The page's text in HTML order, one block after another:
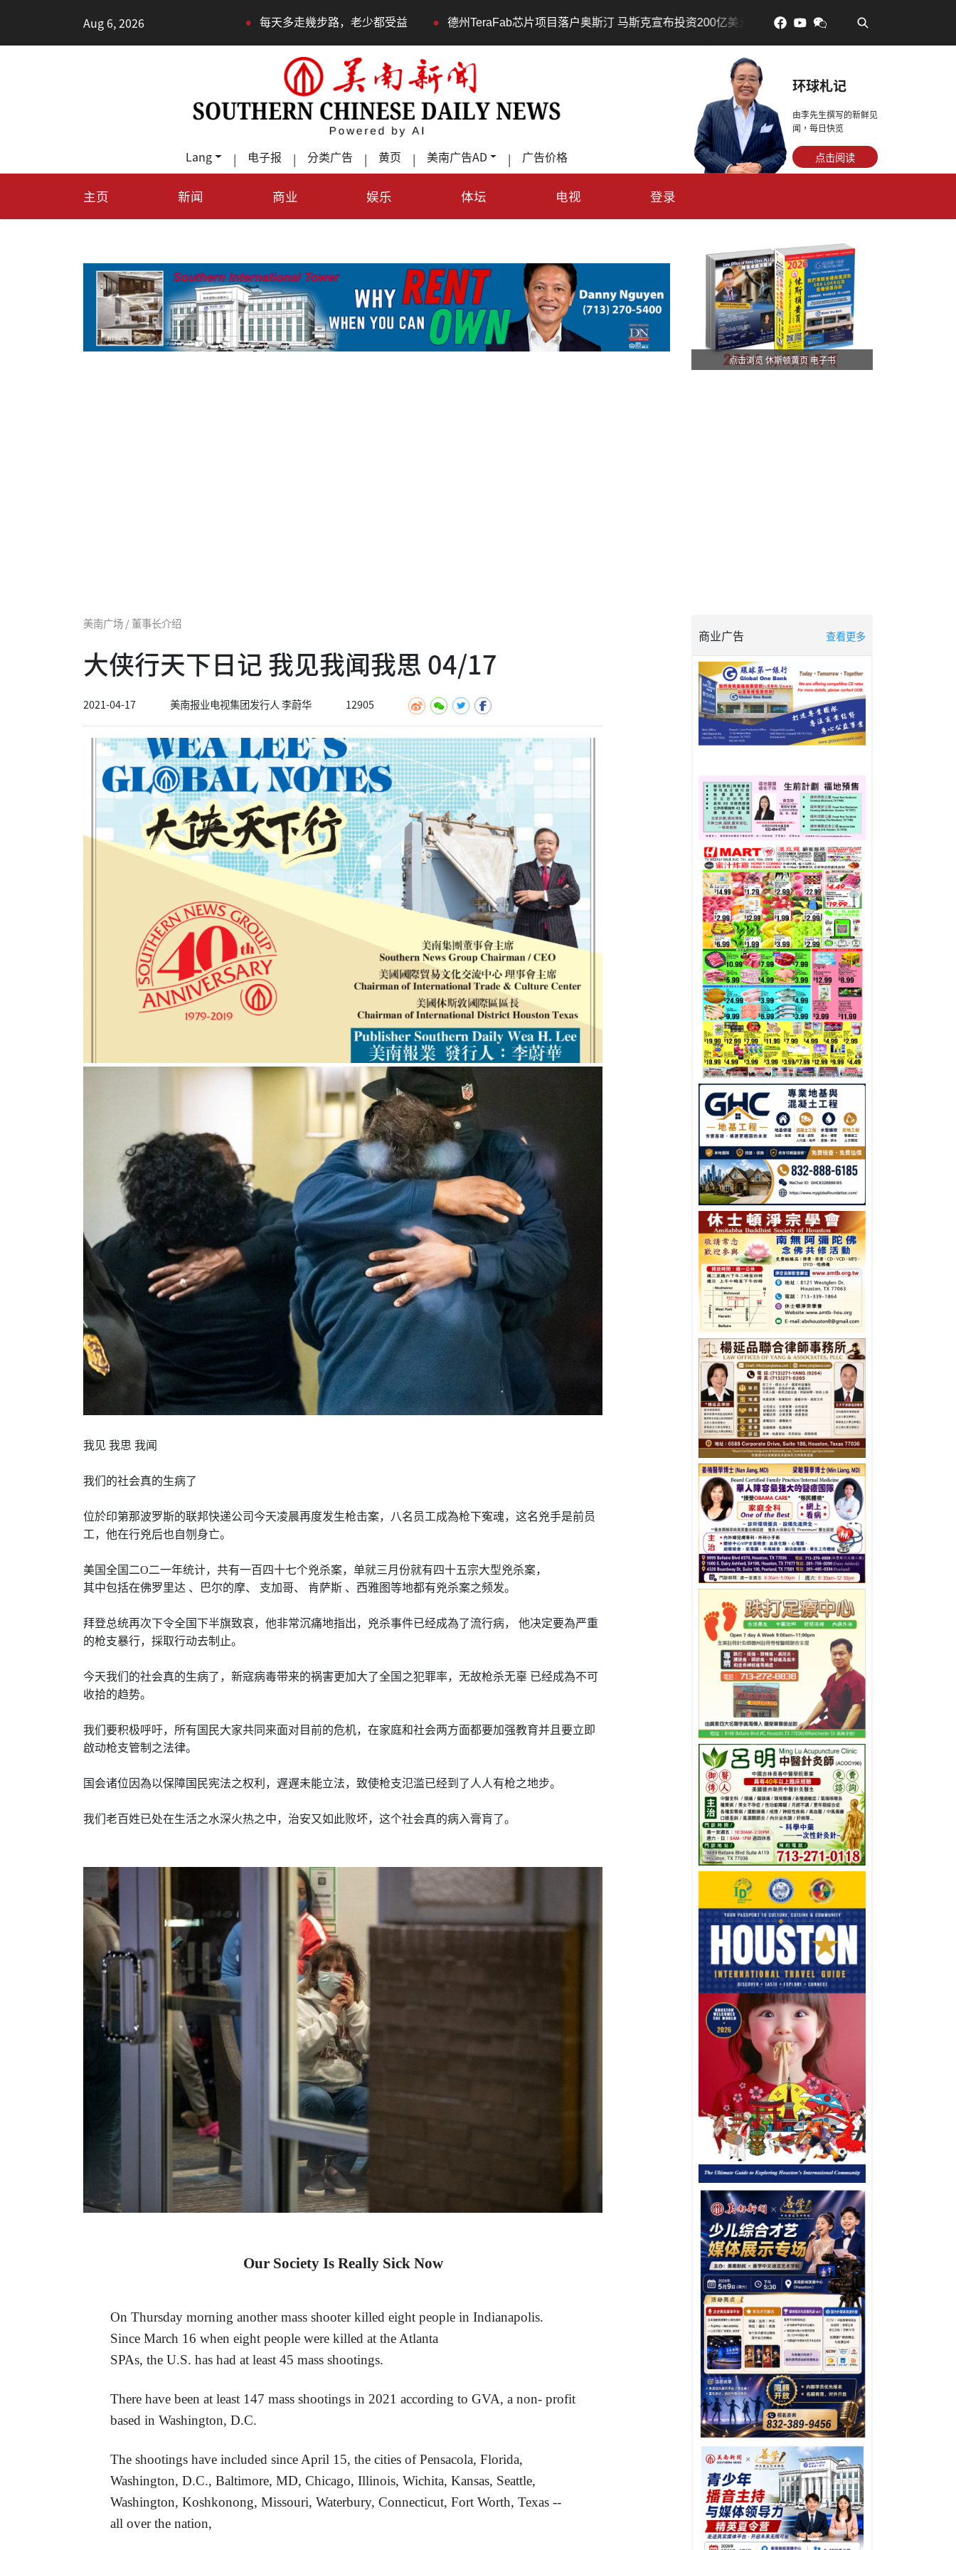
Aug 6, 2026
• 每天多走幾步路，老少都受益 • 德州TeraFab芯片项目落户奥斯汀 马斯克宣布投资200亿美元建设AI芯片制造基地 吃對了更年輕：花青素如何守住細胞
Lang | 电子报 | 分类广告 | 黄页 | 美南广告AD | 广告价格
环球札记
由李先生撰写的新鲜见
闻，每日快览
点击阅读
主页 新闻 商业 娱乐 体坛 电视 登录
点击浏览 休斯顿黄页 电子书
美南广场 / 董事长介绍
大侠行天下日记 我见我闻我思 04/17
2021-04-17 美南报业电视集团发行人 李蔚华 12905
我见 我思 我闻
我们的社会真的生病了
位於印第那波罗斯的联邦快递公司今天凌晨再度发生枪击案，八名员工成為枪下寃魂，这名兇手是前员
工，他在行兇后也自刎身亡。
美国全国二O二一年统计，共有一百四十七个兇杀案，单就三月份就有四十五宗大型兇杀案，
其中包括在佛罗里达 、巴尔的摩、 支加哥、 肯萨斯 、西雅图等地都有兇杀案之频发。
拜登总统再次下令全国下半旗致哀，他非常沉痛地指出，兇杀事件已经成為了流行病，
他决定要為严重
的枪支暴行，採取行动去制止。
今天我们的社会真的生病了，新寇病毒带来的祸害更加大了全国之犯罪率，无故枪杀无辜 已经成為不可
收拾的趋势。
我们要积极呼吁，所有国民大家共同来面对目前的危机，在家庭和社会两方面都要加强教育并且要立即
啟动枪支管制之法律。
国会诸位因為以保障国民宪法之权利，遅遅未能立法，致使枪支氾滥已经到了人人有枪之地步。
我们老百姓已处在生活之水深火热之中，治安又如此败坏，这个社会真的病入膏肓了。
Our Society Is Really Sick Now
On Thursday morning another mass shooter killed eight people in Indianapolis.
Since March 16 when eight people were killed at the Atlanta
SPAs, the U.S. has had at least 45 mass shootings.
There have been at least 147 mass shootings in 2021 according to GVA, a non- profit
based in Washington, D.C.
The shootings have included since April 15, the cities of Pensacola, Florida,
Washington, D.C., Baltimore, MD, Chicago, Illinois, Wichita, Kansas, Seattle,
Washington, Koshkonong, Missouri, Waterbury, Connecticut, Fort Worth, Texas --
all over the nation,
商业广告 查看更多